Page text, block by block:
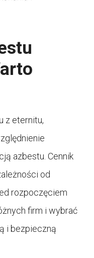
z eternitu,
azbestu. Cennik
od
rozpoczęciem
firm i wybrać
i bezpieczną